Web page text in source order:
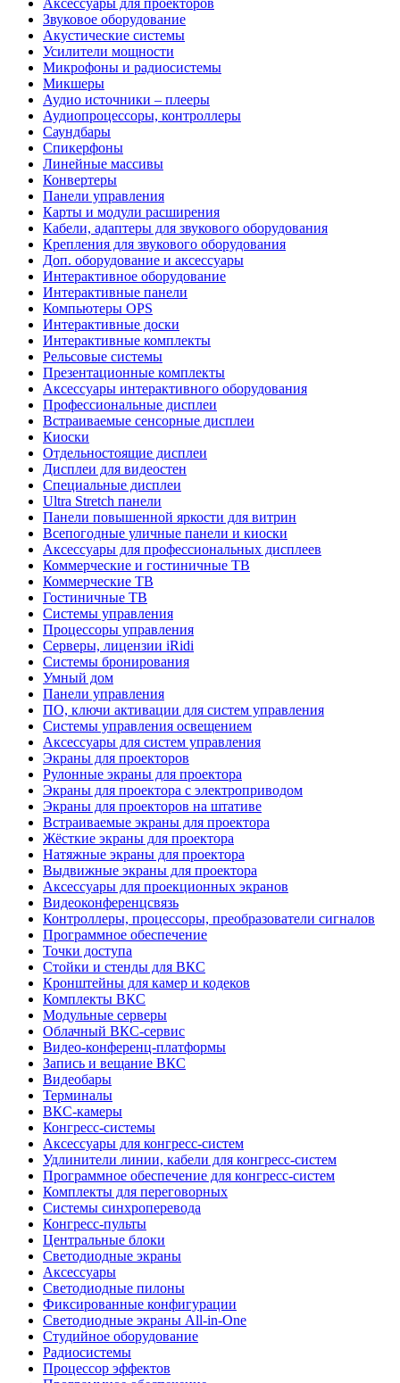
Аксессуары для проекторов
Звуковое оборудование
Акустические системы
Усилители мощности
Микрофоны и радиосистемы
Микшеры
Аудио источники – плееры
Аудиопроцессоры, контроллеры
Саундбары
Спикерфоны
Линейные массивы
Конвертеры
Панели управления
Карты и модули расширения
Кабели, адаптеры для звукового оборудования
Крепления для звукового оборудования
Доп. оборудование и аксессуары
Интерактивное оборудование
Интерактивные панели
Компьютеры OPS
Интерактивные доски
Интерактивные комплекты
Рельсовые системы
Презентационные комплекты
Аксессуары интерактивного оборудования
Профессиональные дисплеи
Встраиваемые сенсорные дисплеи
Киоски
Отдельностоящие дисплеи
Дисплеи для видеостен
Специальные дисплеи
Ultra Stretch панели
Панели повышенной яркости для витрин
Всепогодные уличные панели и киоски
Аксессуары для профессиональных дисплеев
Коммерческие и гостиничные ТВ
Коммерческие ТВ
Гостиничные ТВ
Системы управления
Процессоры управления
Серверы, лицензии iRidi
Системы бронирования
Умный дом
Панели управления
ПО, ключи активации для систем управления
Системы управления освещением
Аксессуары для систем управления
Экраны для проекторов
Рулонные экраны для проектора
Экраны для проектора с электроприводом
Экраны для проекторов на штативе
Встраиваемые экраны для проектора
Жёсткие экраны для проектора
Натяжные экраны для проектора
Выдвижные экраны для проектора
Аксессуары для проекционных экранов
Видеоконференцсвязь
Контроллеры, процессоры, преобразователи сигналов
Программное обеспечение
Точки доступа
Стойки и стенды для ВКС
Кронштейны для камер и кодеков
Комплекты ВКС
Модульные серверы
Облачный ВКС-сервис
Видео-конференц-платформы
Запись и вещание ВКС
Видеобары
Терминалы
ВКС-камеры
Конгресс-системы
Аксессуары для конгресс-систем
Удлинители линии, кабели для конгресс-систем
Программное обеспечение для конгресс-систем
Комплекты для переговорных
Системы синхроперевода
Конгресс-пульты
Центральные блоки
Светодиодные экраны
Аксессуары
Светодиодные пилоны
Фиксированные конфигурации
Светодиодные экраны All-in-One
Студийное оборудование
Радиосистемы
Процессор эффектов